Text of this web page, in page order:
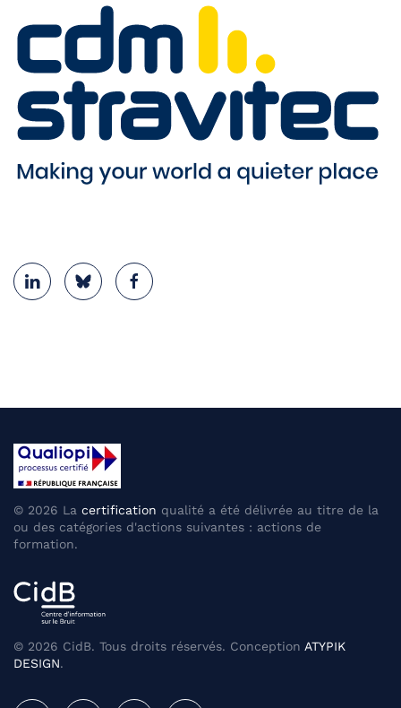
© 2026 La certification qualité a été délivrée au titre de la
ou des catégories d'actions suivantes : actions de
formation.
© 2026 CidB. Tous droits réservés. Conception ATYPIK
DESIGN.